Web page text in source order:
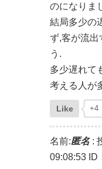
のになりま
結局多少の
ず,客が流出
う.
多少遅れて
考える人が
Like +4
名前:匿名:
09:08:53